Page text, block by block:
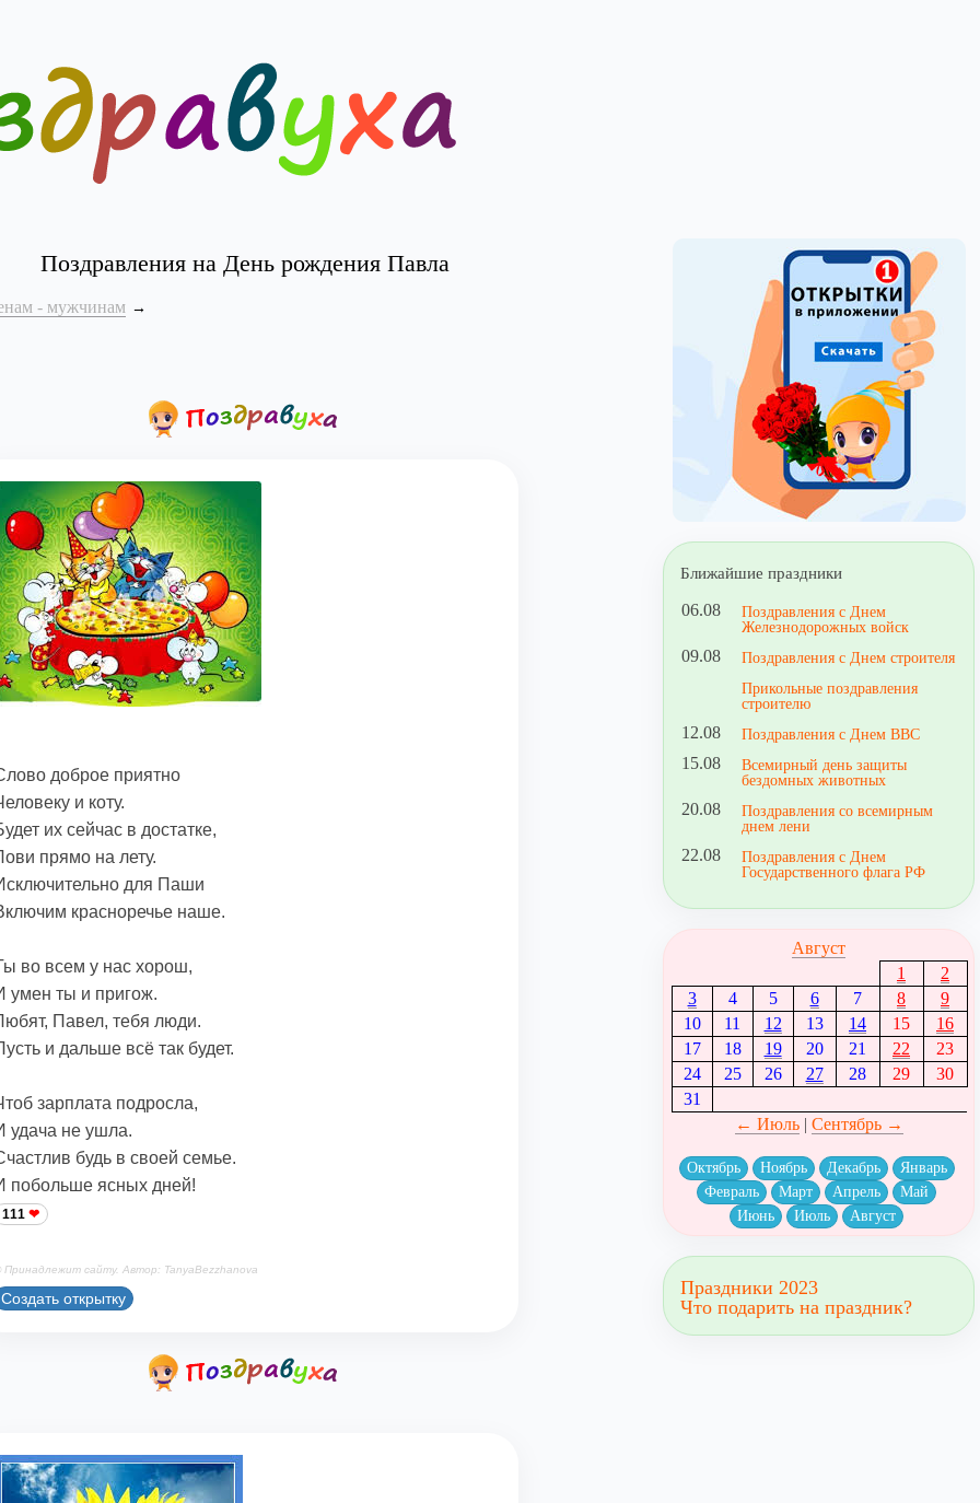
Поздравления на День рождения Павла
- мужчинам
доброе приятно
и коту.
их сейчас в достатке,
прямо на лету.
для Паши
красноречье наше.
во всем у нас хорош,
умен ты и пригож.
Павел, тебя люди.
и дальше всё так будет.
зарплата подросла,
удача не ушла.
будь в своей семье.
побольше ясных дней!
111
Принадлежит сайту. Автор: TanyaBezzhanova
Создать открытку
Ближайшие праздники
06.08
Поздравления с Днем
Железнодорожных войск
09.08
Поздравления с Днем строителя
Прикольные поздравления
строителю
12.08 Поздравления с Днем ВВС
15.08
Всемирный день защиты
бездомных животных
20.08
Поздравления со всемирным
днем лени
22.08
Поздравления с Днем
Государственного флага РФ
Август
1
2
3
4 5 6 7 8
9
10
11 12 13 14 15
16
17
18 19 20 21 22
23
24
25 26 27 28 29
30
31
← Июль| Сентябрь →
Октябрь Ноябрь Декабрь
Январь
Февраль
Март Апрель
Май
Июнь
Июль Август
Праздники 2023
Что подарить на праздник?